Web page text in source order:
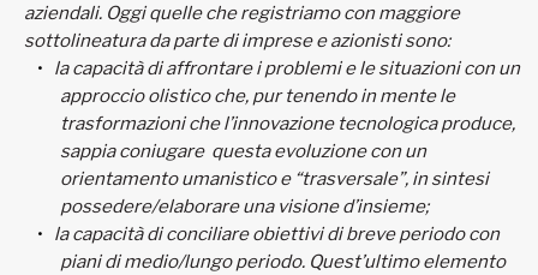
aziendali. Oggi quelle che registriamo con maggiore
sottolineatura da parte di imprese e azionisti sono:
la capacità di affrontare i problemi e le situazioni con un
approccio olistico che, pur tenendo in mente le
trasformazioni che l’innovazione tecnologica produce,
sappia coniugare questa evoluzione con un
orientamento umanistico e “trasversale”, in sintesi
possedere/elaborare una visione d’insieme;
la capacità di conciliare obiettivi di breve periodo con
piani di medio/lungo periodo. Quest’ultimo elemento